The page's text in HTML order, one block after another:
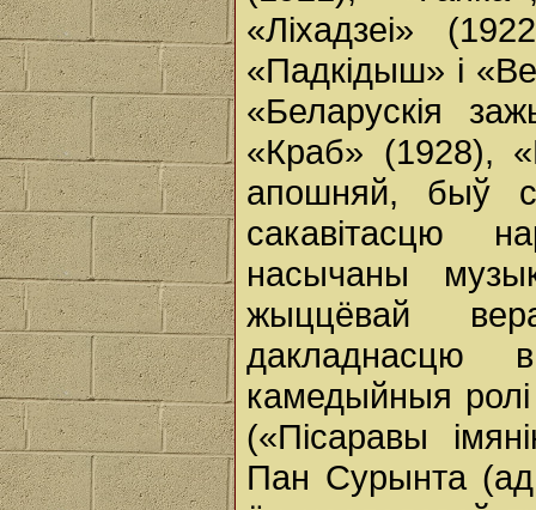
«Ліхадзеі»
«Падкідыш» і
«Беларускія
«Краб» (1928),
апошняй, быў
сакавітасцю
насычаны
жыццёвай
дакладнасцю
камедыйныя
(«Пісаравы
Пан Сурынта